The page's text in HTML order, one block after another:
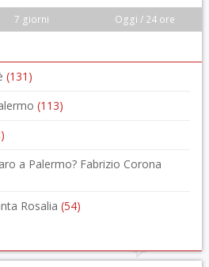
7 giorni Oggi / 24 ore
(131)
(113)
a Palermo? Fabrizio Corona
Rosalia (54)